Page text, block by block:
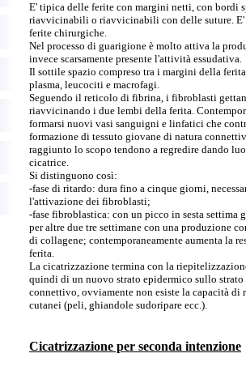
E' tipica delle ferite con margini netti, con bordi
riavvicinabili o riavvicinabili con delle suture. E'
ferite chirurgiche.
Nel processo di guarigione è molto attiva la
invece scarsamente presente l'attività essudativa.
Il sottile spazio compreso tra i margini della
plasma, leucociti e macrofagi.
Seguendo il reticolo di fibrina, i fibroblasti
riavvicinando i due lembi della ferita.
formarsi nuovi vasi sanguigni e linfatici che
formazione di tessuto giovane di natura
raggiunto lo scopo tendono a regredire dando
cicatrice.
Si distinguono così:
-fase di ritardo: dura fino a cinque giorni,
l'attivazione dei fibroblasti;
-fase fibroblastica: con un picco in sesta settima
per altre due tre settimane con una produzione
di collagene; contemporaneamente aumenta la
ferita.
La cicatrizzazione termina con la
quindi di un nuovo strato epidermico sullo
connettivo, ovviamente non esiste la capacità di
cutanei (peli, ghiandole sudoripare ecc.).
Cicatrizzazione per seconda intenzione